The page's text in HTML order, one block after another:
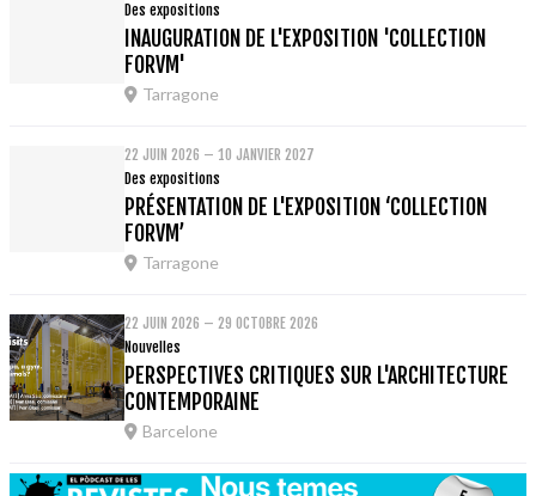
Des expositions
INAUGURATION DE L'EXPOSITION 'COLLECTION
FORVM'
Tarragone
22 JUIN 2026 – 10 JANVIER 2027
Des expositions
PRÉSENTATION DE L'EXPOSITION ‘COLLECTION
FORVM’
Tarragone
22 JUIN 2026 – 29 OCTOBRE 2026
Nouvelles
PERSPECTIVES CRITIQUES SUR L'ARCHITECTURE
CONTEMPORAINE
Barcelone